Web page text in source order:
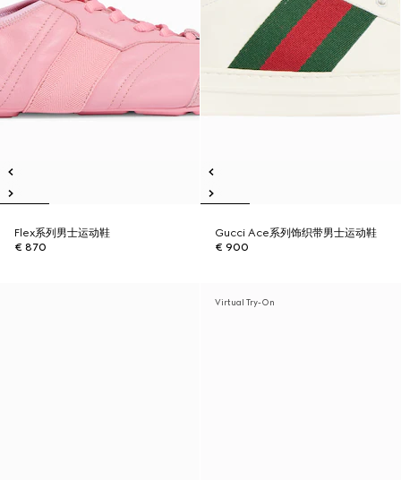
Flex系列男士运动鞋
€ 870
Gucci Ace系列饰织带男士运动鞋
€ 900
Virtual Try-On